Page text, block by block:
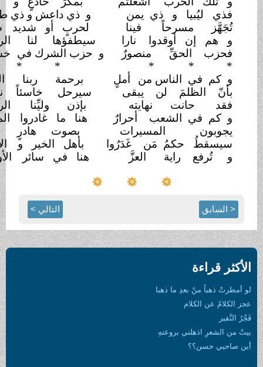
فذي ليُبيا و ذي يمن
تُجَهَّز مسرحاًفينا
و هم إن أوقدوا نارا
فحزب الحقِّ منصورٌ
* *
و كم في الناس من
أملٍ
بأنّ الظلمَ لن يبقى
فقد حانت نهايته
و كم في الشعب أحرارٌ
يجوبون
المسيرات
سيسقطُ حكمُ مَن
غَدَرُوا
و تُرفع راية
العزَّ
و ذي داعش و ذي طهران
لحربٍ أو شديدطعان
سيطفؤها لنا
الرحمن
و حزب الشرك في خسران
* *
برحمة ربنا المنان
سيرحل خاسئاًندمان
بإذن وليِّنا الرحمن
هنا ما غادرواالميدان
بصوت هادرٍ
بأهل الخير و
الإيمان
هنا في سائر الأوطان
< السابق التالي >
قراءة
ذهباً منْ بعدِ ما ذهبا
عن الكلام
من الشعرِ اذهلني بروعتهِ
صاحبي حسن؟؟